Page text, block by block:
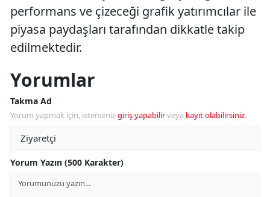
performans ve çizeceği grafik yatırımcılar ile
piyasa paydaşları tarafından dikkatle takip
edilmektedir.
Yorumlar
Takma Ad
Yorum yapmak için, istersenizgiriş yapabilirveya kayıt olabilirsiniz.
Yorum Yazın (500 Karakter)